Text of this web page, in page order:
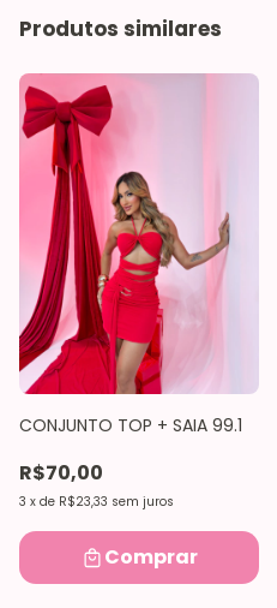
Produtos similares
CONJUNTO TOP + SAIA 99.1
R$70,00
3 x de R$23,33 sem juros
Comprar